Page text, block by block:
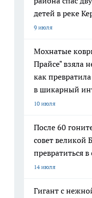
детей в реке
9 июля
Мохнатые
Прайсе" взяла
как
в шикарный
10 июля
После 60
совет великой
превратиться
14 июля
Гигант с